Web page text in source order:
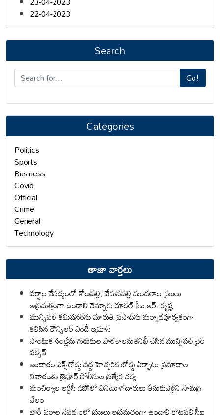
22-04-2023
Search
Go!
Categories
Politics
Sports
Business
Covid
Official
Crime
General
Technology
తాజా వార్తలు
వర్షాల నేపథ్యంలో కోటపల్లి, వేమనపల్లి మండలాల ప్రజలు
అప్రమత్తంగా ఉండాలి చెన్నూరు రూరల్ సీఐ ఆర్. కృష్ణ
మున్సిపల్ కమిషనర్‌ను మారుతి ప్రసాద్‌ను మర్యాదపూర్వకంగా
కలిసిన కౌన్సిలర్ ఎండీ ఇమ్రాన్ ​
సాంఘిక సంక్షేమ గురుకుల పాఠశాలనుతనిఖీ చేసిన మున్సిపల్ చైర్
పర్సన్
ఇందారం ఎక్స్‌రోడ్డు వద్ద హెచ్చరిక బోర్డు ఏర్పాటు ప్రమాదాల
నివారణకు జైపూర్ పోలీసుల ప్రత్యేక చర్య
మంచిర్యాల ఆర్టీసీ డిపోలో వినియోగదారులు తీసుకువెళ్లని సామగ్రి
వేలం
భారీ వర్షాల నేపథ్యంలో ప్రజలు అప్రమత్తంగా ఉండాలి కోటపల్లి సీఐ